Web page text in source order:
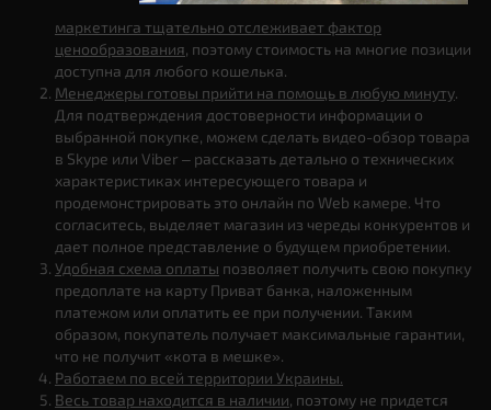
маркетинга тщательно отслеживает фактор
ценообразования, поэтому стоимость на многие позиции
доступна для любого кошелька.
Менеджеры готовы прийти на помощь в любую минуту.
Для подтверждения достоверности информации о
выбранной покупке, можем сделать видео-обзор товара
в Skype или Viber – рассказать детально о технических
характеристиках интересующего товара и
продемонстрировать это онлайн по Web камере. Что
согласитесь, выделяет магазин из череды конкурентов и
дает полное представление о будущем приобретении.
Удобная схема оплаты позволяет получить свою покупку
предоплате на карту Приват банка, наложенным
платежом или оплатить ее при получении. Таким
образом, покупатель получает максимальные гарантии,
что не получит «кота в мешке».
Работаем по всей территории Украины.
Весь товар находится в наличии, поэтому не придется